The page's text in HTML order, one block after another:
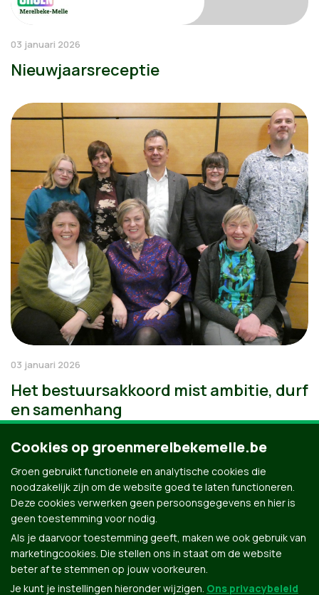
03 januari 2026
Nieuwjaarsreceptie
03 januari 2026
Het bestuursakkoord mist ambitie, durf
en samenhang
Cookies op groenmerelbekemelle.be
Groen gebruikt functionele en analytische cookies die
noodzakelijk zijn om de website goed te laten functioneren.
Deze cookies verwerken geen persoonsgegevens en hier is
geen toestemming voor nodig.
Als je daarvoor toestemming geeft, maken we ook gebruik van
marketingcookies. Die stellen ons in staat om de website
beter af te stemmen op jouw voorkeuren.
Je kunt je instellingen hieronder wijzigen. Ons privacybeleid